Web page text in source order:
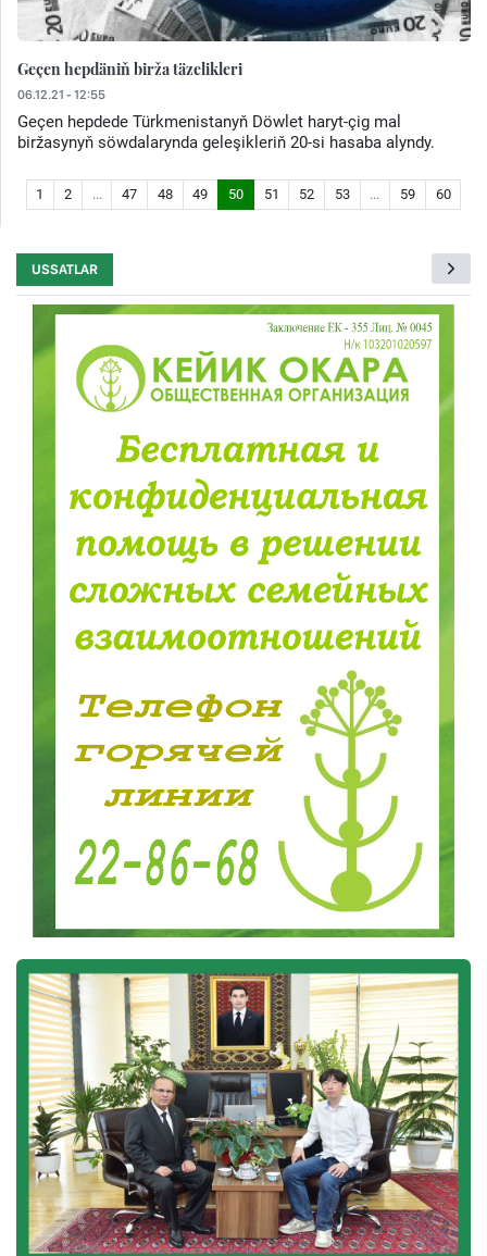
Geçen hepdäniň birža täzelikleri
06.12.21 - 12:55
Geçen hepdede Türkmenistanyň Döwlet haryt-çig mal
biržasynyň söwdalarynda geleşikleriň 20-si hasaba alyndy.
1 2 ... 47 48 49 50 51 52 53 ... 59 60
USSATLAR